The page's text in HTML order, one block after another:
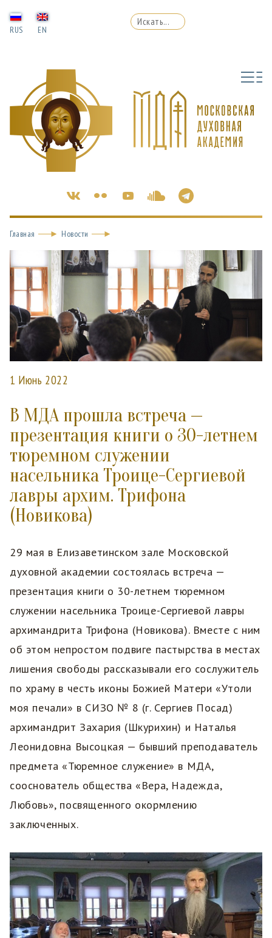
RUS EN
Главная Новости
1 Июнь 2022
В МДА прошла встреча —
презентация книги о 30-летнем
тюремном служении
насельника Троице-Сергиевой
лавры архим. Трифона
(Новикова)
29 мая в Елизаветинском зале Московской
духовной академии состоялась встреча —
презентация книги о 30-летнем тюремном
служении насельника Троице-Сергиевой лавры
архимандрита Трифона (Новикова). Вместе с ним
об этом непростом подвиге пастырства в местах
лишения свободы рассказывали его сослужитель
по храму в честь иконы Божией Матери «Утоли
моя печали» в СИЗО № 8 (г. Сергиев Посад)
архимандрит Захария (Шкурихин) и Наталья
Леонидовна Высоцкая — бывший преподаватель
предмета «Тюремное служение» в МДА,
сооснователь общества «Вера, Надежда,
Любовь», посвященного окормлению
заключенных.